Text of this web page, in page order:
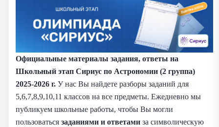
Официальные материалы задания, ответы на
Школьный этап Сириус по Астрономии (2 группа)
2025-2026 г. У нас Вы найдете разборы заданий для
5,6,7,8,9,10,11 классов на все предметы. Ежедневно мы
публикуем школьные работы, чтобы Вы могли
пользоваться заданиями и ответами за символическую